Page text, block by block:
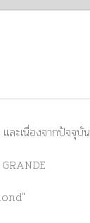
ละเนื่องจากปัจจุบัน